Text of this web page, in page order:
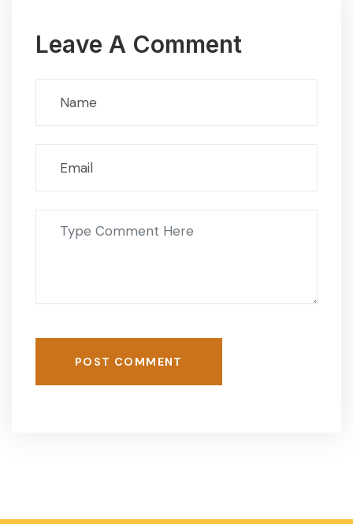
Leave A Comment
POST COMMENT